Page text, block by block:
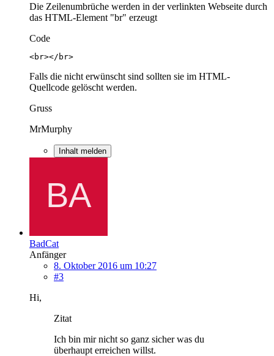
Die Zeilenumbrüche werden in der verlinkten Webseite durch
das HTML-Element "br" erzeugt
Code
<br></br>
Falls die nicht erwünscht sind sollten sie im HTML-
Quellcode gelöscht werden.
Gruss
MrMurphy
Inhalt melden
BadCat
Anfänger
8. Oktober 2016 um 10:27
#3
Hi,
Zitat
Ich bin mir nicht so ganz sicher was du
überhaupt erreichen willst.